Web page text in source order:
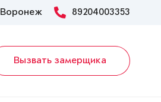
Воронеж 89204003353
Вызвать замерщика